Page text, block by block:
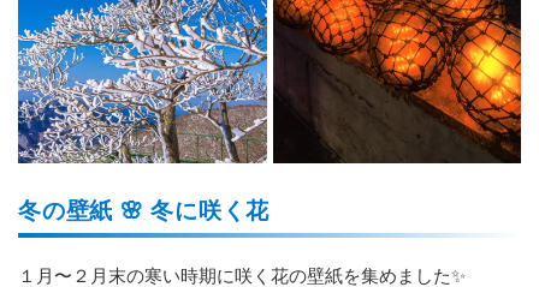
冬の壁紙 🌸 冬に咲く花
１月〜２月末の寒い時期に咲く花の壁紙を集めました✨️